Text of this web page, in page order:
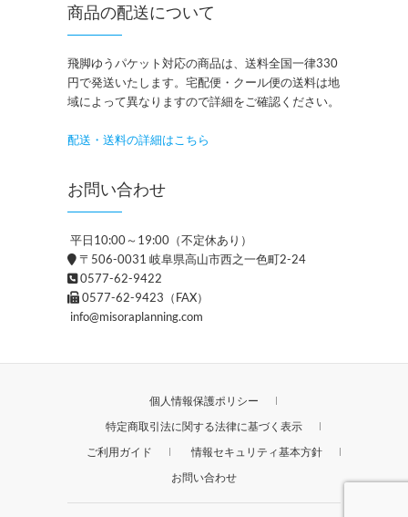
商品の配送について
飛脚ゆうパケット対応の商品は、送料全国一律330
円で発送いたします。宅配便・クール便の送料は地
域によって異なりますので詳細をご確認ください。
配送・送料の詳細はこちら
お問い合わせ
平日10:00～19:00（不定休あり）
〒506-0031 岐阜県高山市西之一色町2-24
0577-62-9422
0577-62-9423（FAX）
info@misoraplanning.com
個人情報保護ポリシー
特定商取引法に関する法律に基づく表示
ご利用ガイド
情報セキュリティ基本方針
お問い合わせ